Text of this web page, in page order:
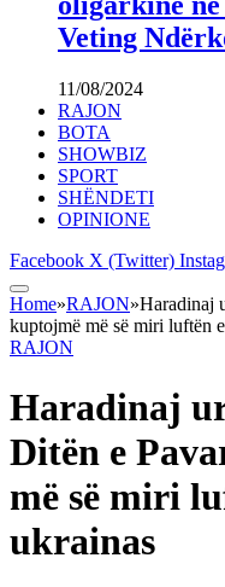
Veting
11/08/2024
RAJON
BOTA
SHOWBIZ
SPORT
SHËNDETI
OPINIONE
Facebook X (Twitter)
Home»RAJON»Haradinaj
kuptojmë më së miri luftën
RAJON
Haradinaj
Ditën e
më së miri
ukrainas